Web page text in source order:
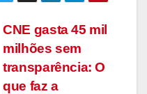
CNE gasta 45 mil
milhões sem
transparência: O
que faz a